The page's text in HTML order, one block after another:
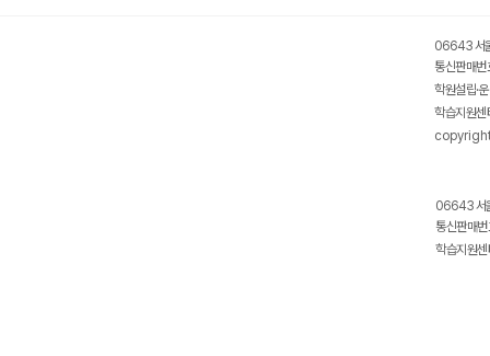
06643 서
통신판매
학원설립·
학습지원
06643 서
통신판매
학습지원